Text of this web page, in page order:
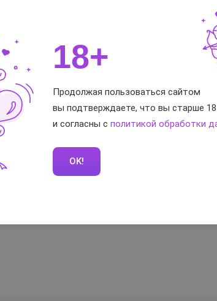
5
18+
Продолжая пользоваться сайтом
вы подтверждаете, что вы старше
и согласны сполитикой обработки
OK!